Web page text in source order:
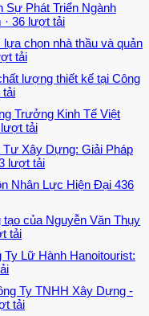
Phát Triển Ngành
· 36 lượt tải
chọn nhà thầu và quản
tải
lượng thiết kế tại Công
tải
Trưởng Kinh Tế Việt
tải
Xây Dựng: Giải Pháp
lượt tải
Nhân Lực Hiện Đại 436
của Nguyễn Văn Thụy
tải
Lữ Hành Hanoitourist:
Ty TNHH Xây Dựng -
tải